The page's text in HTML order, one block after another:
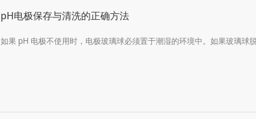
pH电极保存与清洗的正确方法
如果 pH 电极不使用时，电极玻璃球必须置于潮湿的环境中。如果玻璃球